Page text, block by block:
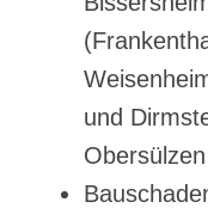
und
Obersülzen